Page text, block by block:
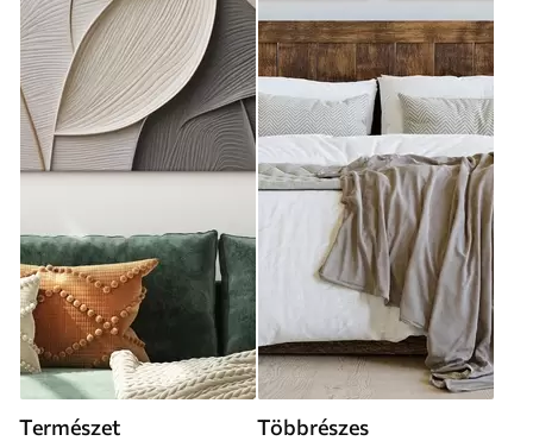
Természet
Többrészes